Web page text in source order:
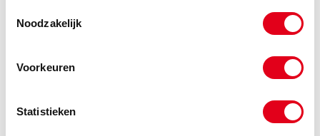
Noodzakelijk
Voorkeuren
Statistieken
Triplex Taperlock 10B